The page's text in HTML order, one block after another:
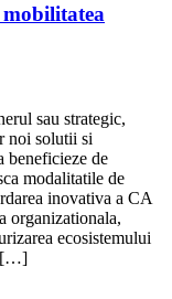
mobilitatea
sau strategic,
noi solutii si
beneficieze de
modalitatile de
inovativa a CA
organizationala,
ecosistemului
[…]